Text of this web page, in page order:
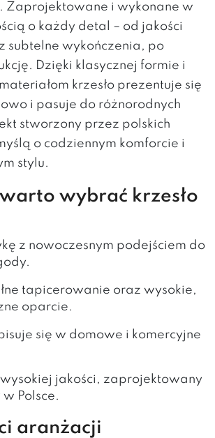
Zaprojektowane i wykonane w
o każdy detal – od jakości
subtelne wykończenia, po
Dzięki klasycznej formie i
krzesło prezentuje się
i pasuje do różnorodnych
stworzony przez polskich
o codziennym komforcie i
stylu.
wybrać krzesło
z nowoczesnym podejściem do
tapicerowanie oraz wysokie,
oparcie.
się w domowe i komercyjne
wysokiej jakości, zaprojektowany
Polsce.
aranżacji